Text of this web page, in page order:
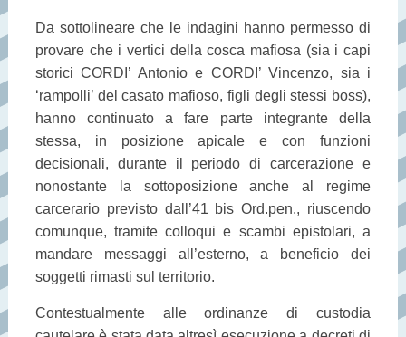
Da sottolineare che le indagini hanno permesso di
provare che i vertici della cosca mafiosa (sia i capi
storici CORDI’ Antonio e CORDI’ Vincenzo, sia i
‘rampolli’ del casato mafioso, figli degli stessi boss),
hanno continuato a fare parte integrante della
stessa, in posizione apicale e con funzioni
decisionali, durante il periodo di carcerazione e
nonostante la sottoposizione anche al regime
carcerario previsto dall’41 bis Ord.pen., riuscendo
comunque, tramite colloqui e scambi epistolari, a
mandare messaggi all’esterno, a beneficio dei
soggetti rimasti sul territorio.
Contestualmente alle ordinanze di custodia